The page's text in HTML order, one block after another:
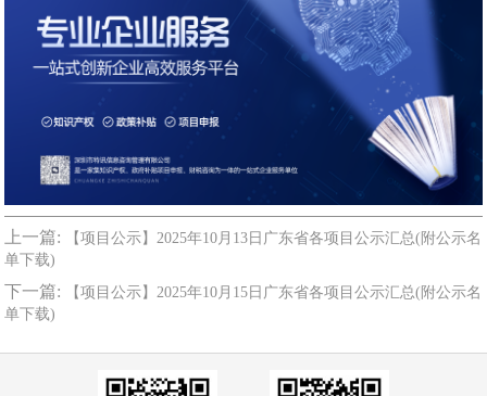
上一篇:
【项目公示】2025年10月13日广东省各项目公示汇总(附公示名
单下载)
下一篇:
【项目公示】2025年10月15日广东省各项目公示汇总(附公示名
单下载)